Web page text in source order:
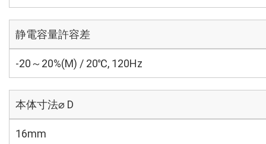
静電容量許容差
-20～20%(M) / 20℃, 120Hz
本体寸法⌀ D
16mm